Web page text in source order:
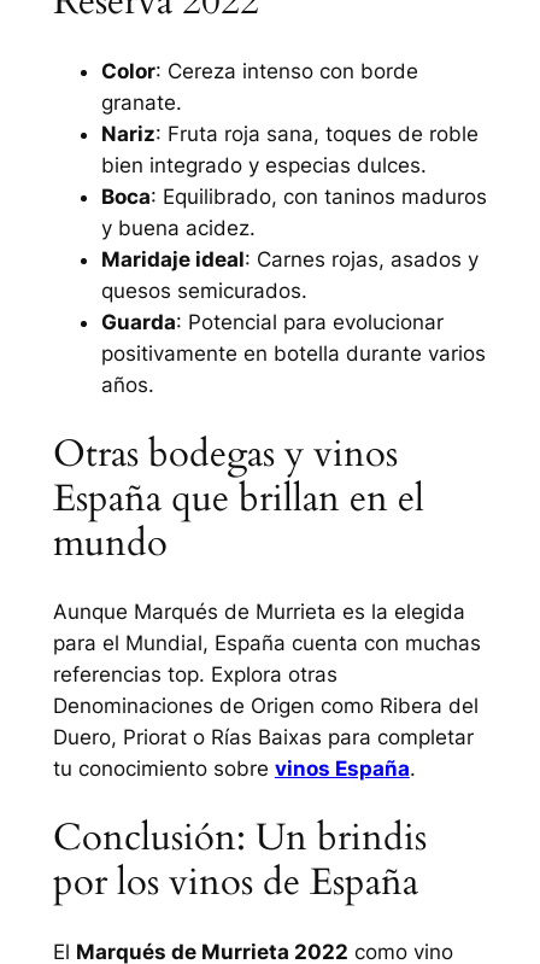
Color: Cereza intenso con borde
granate.
Nariz: Fruta roja sana, toques de roble
bien integrado y especias dulces.
Boca: Equilibrado, con taninos maduros
y buena acidez.
Maridaje ideal: Carnes rojas, asados y
quesos semicurados.
Guarda: Potencial para evolucionar
positivamente en botella durante varios
años.
Otras bodegas y vinos
España que brillan en el
mundo
Aunque Marqués de Murrieta es la elegida
para el Mundial, España cuenta con muchas
referencias top. Explora otras
Denominaciones de Origen como Ribera del
Duero, Priorat o Rías Baixas para completar
tu conocimiento sobre vinos España.
Conclusión: Un brindis
por los vinos de España
El Marqués de Murrieta 2022 como vino